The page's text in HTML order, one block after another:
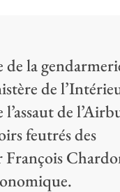
la
de
de
feutrés des
François